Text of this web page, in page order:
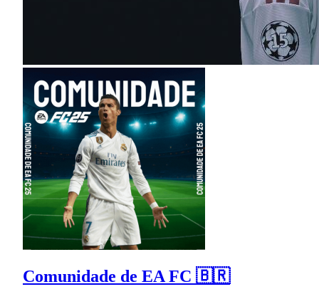
Comunidade de EA FC 🇧🇷